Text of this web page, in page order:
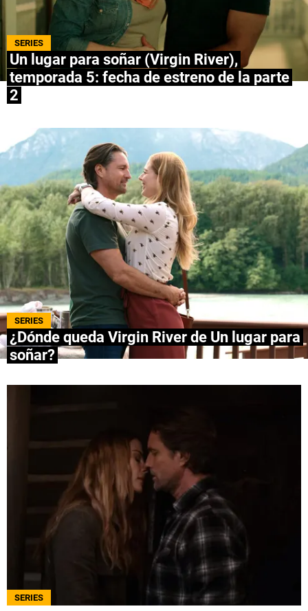
PRIME VIDEO
APPLE TV+
CELEBRITIES
PASATIEMPOS
INFLUENCERS
SPOILER US
QUIENES SOMOS | STAFF | CONTACTO |
Escribe en Spoiler
Ad Choices
Bolavip, al igual que Futbol Sites, es una
compañía perteneciente a Better Collective.
Todos los derechos reservados.
SERIES
Un lugar para soñar (Virgin River),
temporada 5: fecha de estreno de la parte
2
SERIES
¿Dónde queda Virgin River de Un lugar para
soñar?
SERIES